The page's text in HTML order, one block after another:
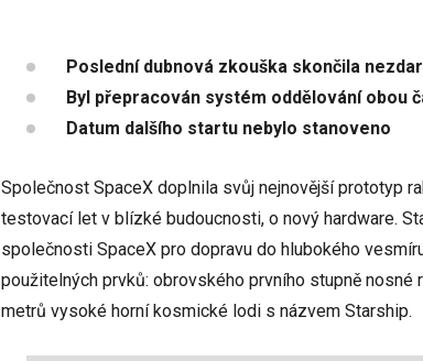
Poslední dubnová zkouška skončila
Byl přepracován systém oddělování obou
Datum dalšího startu nebylo stanoveno
Společnost SpaceX doplnila svůj nejnovější prototyp
testovací let v blízké budoucnosti, o nový hardware.
společnosti SpaceX pro dopravu do hlubokého
použitelných prvků: obrovského prvního stupně nosné
metrů vysoké horní kosmické lodi s názvem Starship.